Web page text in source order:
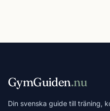
GymGuiden.nu
Din svenska guide till träning,